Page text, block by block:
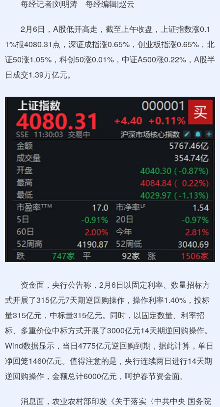
每经记者|刘明涛 每经编辑|赵云
2月6日，A股低开高走，截至上午收盘，上证指数涨0.1
1%报4080.31点，深证成指涨0.65%，创业板指涨0.65%，北
证50涨1.05%，科创50涨0.01%，中证A500涨0.22%，A股半
日成交1.39万亿元。
资金面，央行公告称，2月6日以固定利率、数量招标方
式开展了315亿元7天期逆回购操作，操作利率1.40%，投标
量315亿元，中标量315亿元。同时，以固定数量、利率招
标、多重价位中标方式开展了3000亿元14天期逆回购操作。
Wind数据显示，当日4775亿元逆回购到期，据此计算，单日
净回笼1460亿元。值得注意的是，央行连续两日进行14天期
逆回购操作，金额总计6000亿元，呵护春节资金面。
消息面，农业农村部印发《关于落实〈中共中央 国务院